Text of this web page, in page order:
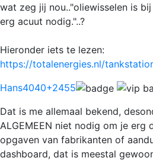
wat zeg jij nou.."oliewisselen is
erg acuut nodig."..?
Hieronder iets te lezen:
https://totalenergies.nl/
Hans4040+2455
Dat is me allemaal bekend,
ALGEMEEN niet nodig om je erg
opgaven van fabrikanten of
dashboard, dat is meestal